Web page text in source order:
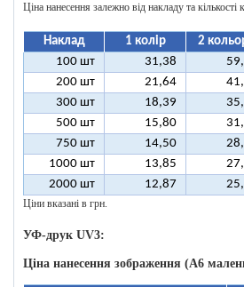
Ціна нанесення залежно від накладу та кількості
Наклад 1 колір 2
100 шт
31,38
200 шт
21,64
300 шт
18,39
500 шт
15,80
750 шт
14,50
1000 шт
13,85
2000 шт
12,87
Ціни вказані в грн.
УФ-друк UV3:
Ціна нанесення зображення (А6